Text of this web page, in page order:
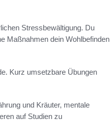
Stressbewältigung. Du
Maßnahmen dein Wohlbefinden
Kurz umsetzbare Übungen
und Kräuter, mentale
auf Studien zu